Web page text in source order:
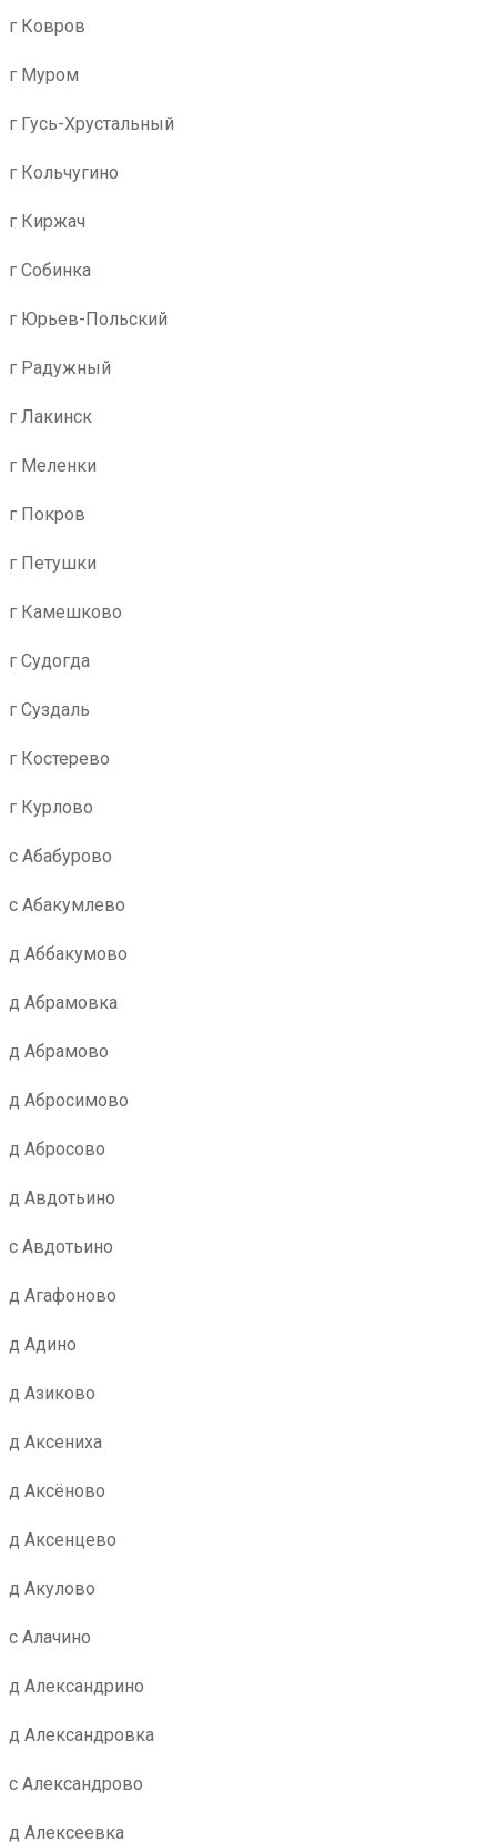
г Ковров
г Муром
г Гусь-Хрустальный
г Кольчугино
г Киржач
г Собинка
г Юрьев-Польский
г Радужный
г Лакинск
г Меленки
г Покров
г Петушки
г Камешково
г Судогда
г Суздаль
г Костерево
г Курлово
с Абабурово
с Абакумлево
д Аббакумово
д Абрамовка
д Абрамово
д Абросимово
д Абросово
д Авдотьино
с Авдотьино
д Агафоново
д Адино
д Азиково
д Аксениха
д Аксёново
д Аксенцево
д Акулово
с Алачино
д Александрино
д Александровка
с Александрово
д Алексеевка